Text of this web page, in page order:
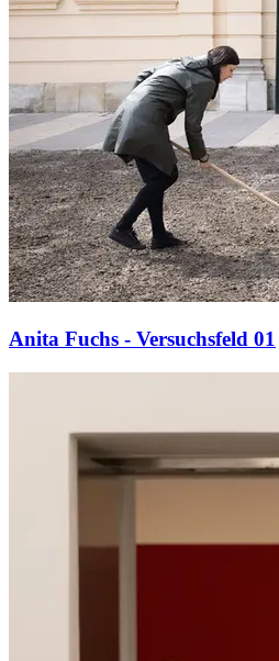
Anita Fuchs - Versuchsfeld 01